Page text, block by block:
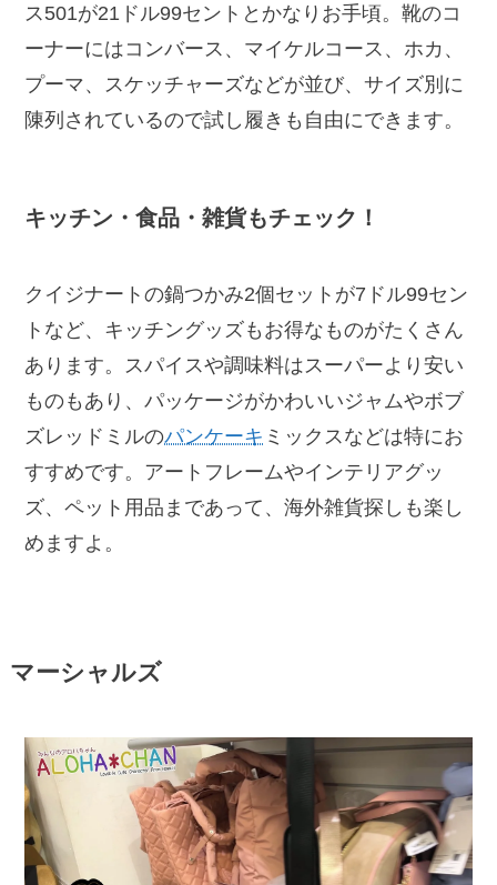
ス501が21ドル99セントとかなりお手頃。靴のコ
ーナーにはコンバース、マイケルコース、ホカ、
プーマ、スケッチャーズなどが並び、サイズ別に
陳列されているので試し履きも自由にできます。
キッチン・食品・雑貨もチェック！
クイジナートの鍋つかみ2個セットが7ドル99セン
トなど、キッチングッズもお得なものがたくさん
あります。スパイスや調味料はスーパーより安い
ものもあり、パッケージがかわいいジャムやボブ
ズレッドミルのパンケーキ ミックスなどは特にお
すすめです。アートフレームやインテリアグッ
ズ、ペット用品まであって、海外雑貨探しも楽し
めますよ。
マーシャルズ